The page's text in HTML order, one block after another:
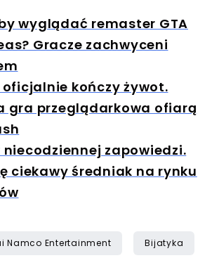
wyglądać remaster GTA
Gracze zachwyceni
kończy żywot.
gra przeglądarkowa ofiarą
niecodziennej zapowiedzi.
ciekawy średniak na rynku
Namco Entertainment Bijatyka